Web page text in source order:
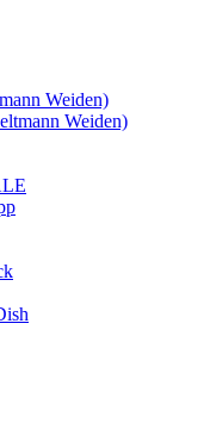
Weiden)
Weiden)